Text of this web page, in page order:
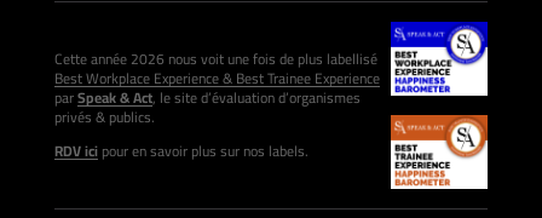
Cette année 2026 nous voit une fois de plus labellisé
Best Workplace Experience & Best Trainee Experience
parSpeak & Act, le site d’évaluation d’organismes
privés & publics.
RDV icipour en savoir plus sur nos labels.